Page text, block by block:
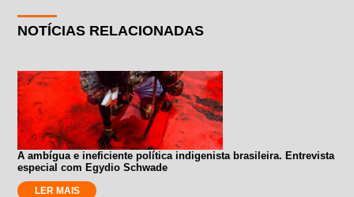
NOTÍCIAS RELACIONADAS
A ambígua e ineficiente política indigenista brasileira. Entrevista
especial com Egydio Schwade
LER MAIS